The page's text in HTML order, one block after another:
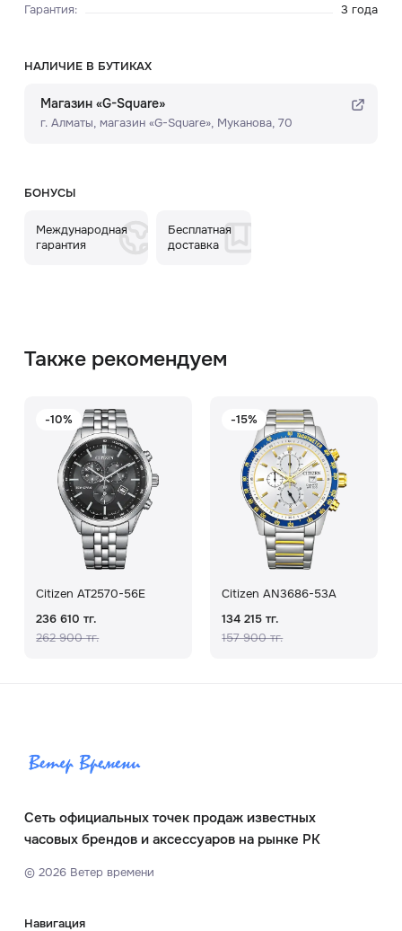
Гарантия: 3 года
НАЛИЧИЕ В БУТИКАХ
Магазин «G-Square»
г. Алматы, ​магазин «G-Square»​, Муканова, 70
БОНУСЫ
Международная
гарантия
Бесплатная
доставка
Также рекомендуем
-10%
Citizen AT2570-56E
236 610 тг.
262 900 тг.
-15%
Citizen AN3686-53A
134 215 тг.
157 900 тг.
Сеть официальных точек продаж известных
часовых брендов и аксессуаров на рынке РК
© 2026Ветер времени
Навигация